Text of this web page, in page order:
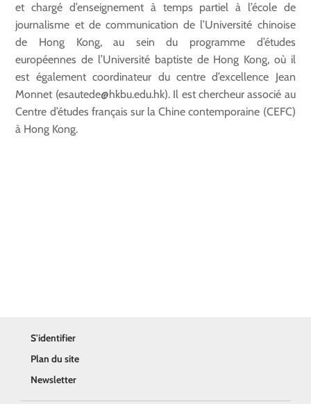
et chargé d’enseignement à temps partiel à l’école de
journalisme et de communication de l’Université chinoise
de Hong Kong, au sein du programme d’études
européennes de l’Université baptiste de Hong Kong, où il
est également coordinateur du centre d’excellence Jean
Monnet (esautede@hkbu.edu.hk). Il est chercheur associé au
Centre d’études français sur la Chine contemporaine (CEFC)
à Hong Kong.
S'identifier
Plan du site
Newsletter